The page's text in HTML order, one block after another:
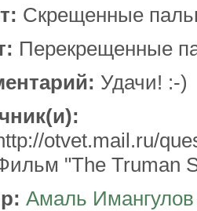
Скрещенные
Перекрещенные
Удачи! :-)
otvet.mail.ru/
"The Truman
Амаль Имангулов